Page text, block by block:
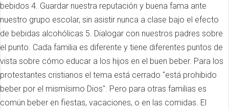
bebidos 4. Guardar nuestra reputación y buena fama ante
nuestro grupo escolar, sin asistir nunca a clase bajo el efecto
de bebidas alcohólicas 5. Dialogar con nuestros padres sobre
el punto. Cada familia es diferente y tiene diferentes puntos de
vista sobre cómo educar a los hijos en el buen beber. Para los
protestantes cristianos el tema está cerrado "está prohibido
beber por el mismísimo Dios". Pero para otras familias es
común beber en fiestas, vacaciones, o en las comidas. El